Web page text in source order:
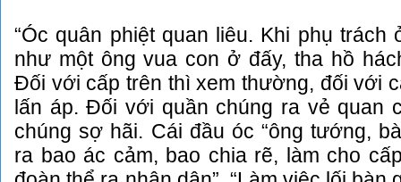
“Óc quân phiệt quan liêu. Khi phụ trách
như một ông vua con ở đấy, tha hồ
Đối với cấp trên thì xem thường, đối với
lấn áp. Đối với quần chúng ra vẻ quan
chúng sợ hãi. Cái đầu óc “ông tướng,
ra bao ác cảm, bao chia rẽ, làm cho